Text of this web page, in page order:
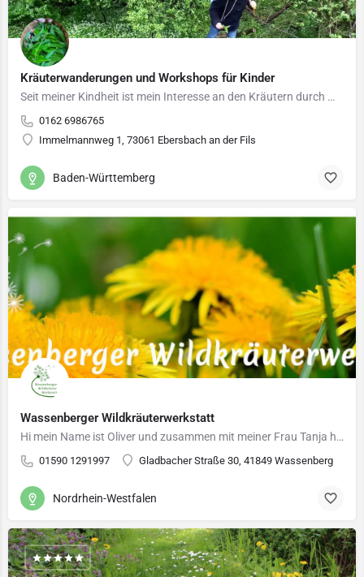
Kräuterwanderungen und Workshops für Kinder
Seit meiner Kindheit ist mein Interesse an den Kräutern durch meine Oma geweckt worden. Das Buch der Maria…
0162 6986765
Immelmannweg 1, 73061 Ebersbach an der Fils
Baden-Württemberg
Wassenberger Wildkräuterwerkstatt
Hi mein Name ist Oliver und zusammen mit meiner Frau Tanja habe ich die Wassenberger Wildkräuterwerkstatt…
01590 1291997 Gladbacher Straße 30, 41849 Wassenberg
Nordrhein-Westfalen